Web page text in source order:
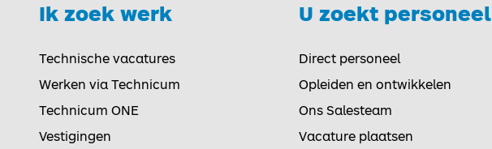
Ik zoek werk Toggle
Technische vacatures
Werken via Technicum
Technicum ONE
Vestigingen
U zoekt personeel
Direct personeel
Opleiden en ontwikkelen
Ons Salesteam
Vacature plaatsen